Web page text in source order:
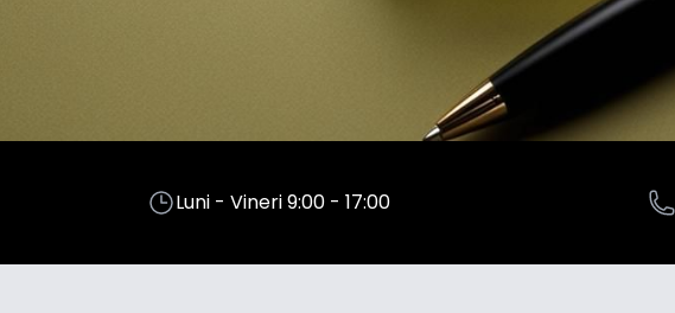
Luni - Vineri 9:00 - 17:00